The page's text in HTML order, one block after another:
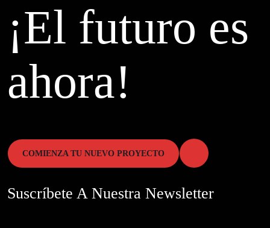
¡El futuro es
ahora!
COMIENZA TU NUEVO PROYECTO
Suscríbete A Nuestra Newsletter